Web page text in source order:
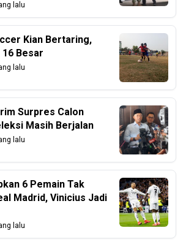
lalu
Kian Bertaring,
Besar
lalu
Surpres Calon
Masih Berjalan
lalu
6 Pemain Tak
Madrid, Vinicius Jadi
lalu